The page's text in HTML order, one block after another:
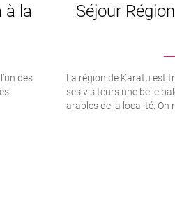
à la
des
Séjour
La région de Karatu est
ses visiteurs une belle
arables de la localité. On